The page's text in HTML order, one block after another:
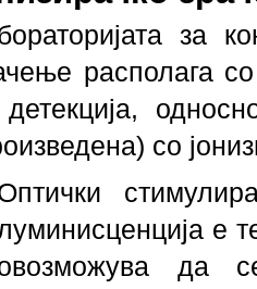
за
располага
со
е
да